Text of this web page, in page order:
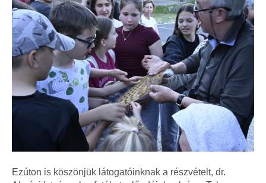
Ezúton is köszönjük látogatóinknak a részvételt, dr.